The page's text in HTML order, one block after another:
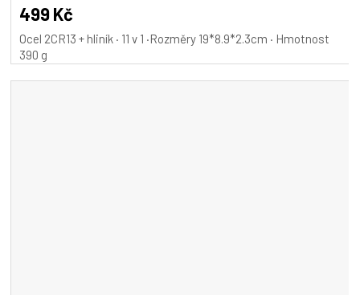
499 Kč
Ocel 2CR13 + hliník · 11 v 1 ·Rozměry 19*8.9*2.3cm · Hmotnost
390 g